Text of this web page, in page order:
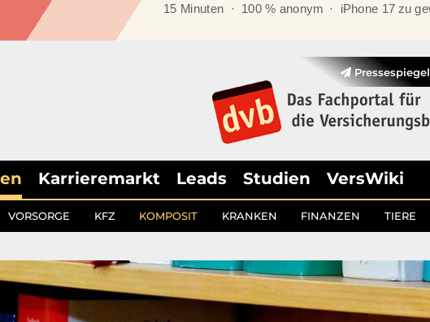
Pressespiegel
Karrieremarkt Leads Studien VersWiki
VORSORGE KFZ KOMPOSIT KRANKEN FINANZEN TIERE